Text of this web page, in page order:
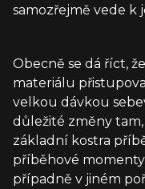
samozřejmě vede k
Obecně se dá říct,
materiálu
velkou dávkou
důležité změny
základní kostra
příběhové
případně v jiném